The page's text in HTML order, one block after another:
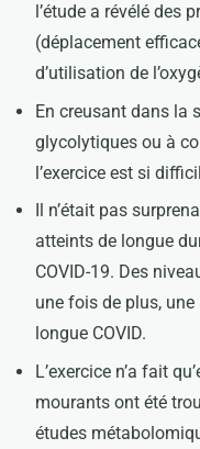
l’étude a révélé des
(déplacement
d’utilisation de
En creusant dans la
glycolytiques ou à
l’exercice est si
Il n’était pas
atteints de longue
COVID-19. Des
une fois de plus,
longue COVID.
L’exercice n’a fait
mourants ont été
études